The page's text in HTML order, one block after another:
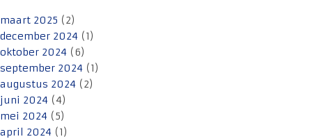
maart 2025 (2)
december 2024 (1)
oktober 2024 (6)
september 2024 (1)
augustus 2024 (2)
juni 2024 (4)
mei 2024 (5)
april 2024 (1)